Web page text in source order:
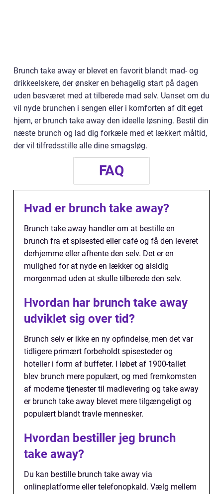
Brunch take away er blevet en favorit blandt mad- og
drikkeelskere, der ønsker en behagelig start på dagen
uden besværet med at tilberede mad selv. Uanset om du
vil nyde brunchen i sengen eller i komforten af dit eget
hjem, er brunch take away den ideelle løsning. Bestil din
næste brunch og lad dig forkæle med et lækkert måltid,
der vil tilfredsstille alle dine smagsløg.
FAQ
Hvad er brunch take away?
Brunch take away handler om at bestille en
brunch fra et spisested eller café og få den leveret
derhjemme eller afhente den selv. Det er en
mulighed for at nyde en lækker og alsidig
morgenmad uden at skulle tilberede den selv.
Hvordan har brunch take away
udviklet sig over tid?
Brunch selv er ikke en ny opfindelse, men det var
tidligere primært forbeholdt spisesteder og
hoteller i form af buffeter. I løbet af 1900-tallet
blev brunch mere populært, og med fremkomsten
af moderne tjenester til madlevering og take away
er brunch take away blevet mere tilgængeligt og
populært blandt travle mennesker.
Hvordan bestiller jeg brunch
take away?
Du kan bestille brunch take away via
onlineplatforme eller telefonopkald. Vælg mellem